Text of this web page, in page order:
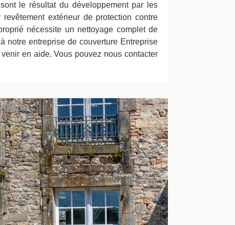
le résultat du développement par les
revêtement extérieur de protection contre
nécessite un nettoyage complet de
notre entreprise de couverture Entreprise
en aide. Vous pouvez nous contacter